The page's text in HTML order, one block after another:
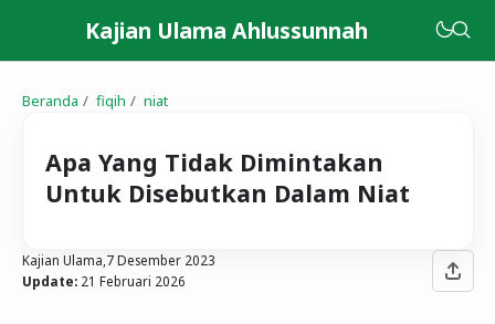
Kajian Ulama Ahlussunnah
Beranda fiqih niat
Apa Yang Tidak Dimintakan
Untuk Disebutkan Dalam Niat
Kajian Ulama, 7 Desember 2023
Update: 21 Februari 2026